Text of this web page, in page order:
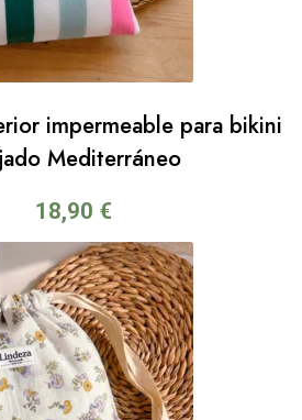
impermeable para bikini
Mediterráneo
18,90 €